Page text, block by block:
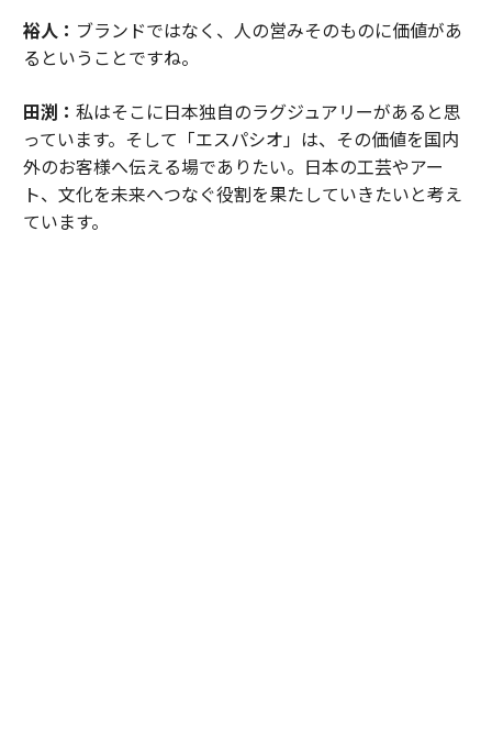
裕人： ブランドではなく、人の営みそのものに価値があ
るということですね。
田渕： 私はそこに日本独自のラグジュアリーがあると思
っています。そして「エスパシオ」は、その価値を国内
外のお客様へ伝える場でありたい。日本の工芸やアー
ト、文化を未来へつなぐ役割を果たしていきたいと考え
ています。